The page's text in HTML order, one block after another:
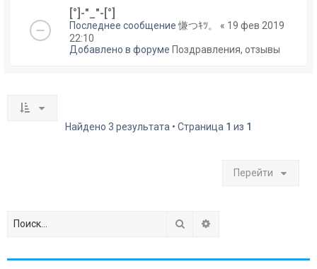
[°]-"_"-[°]
Последнее сообщение慊つｷﾂ。 « 19 фев 2019
22:10
Добавлено в форуме Поздравления, отзывы
Найдено 3 результата • Страница 1 из 1
Перейти
Поиск